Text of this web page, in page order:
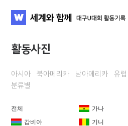
WATV세계와 함께 대구U대회 활동기록
활동사진
아시아 북아메리카 남아메리카 유럽
분류별
전체 가나
감비아
기니